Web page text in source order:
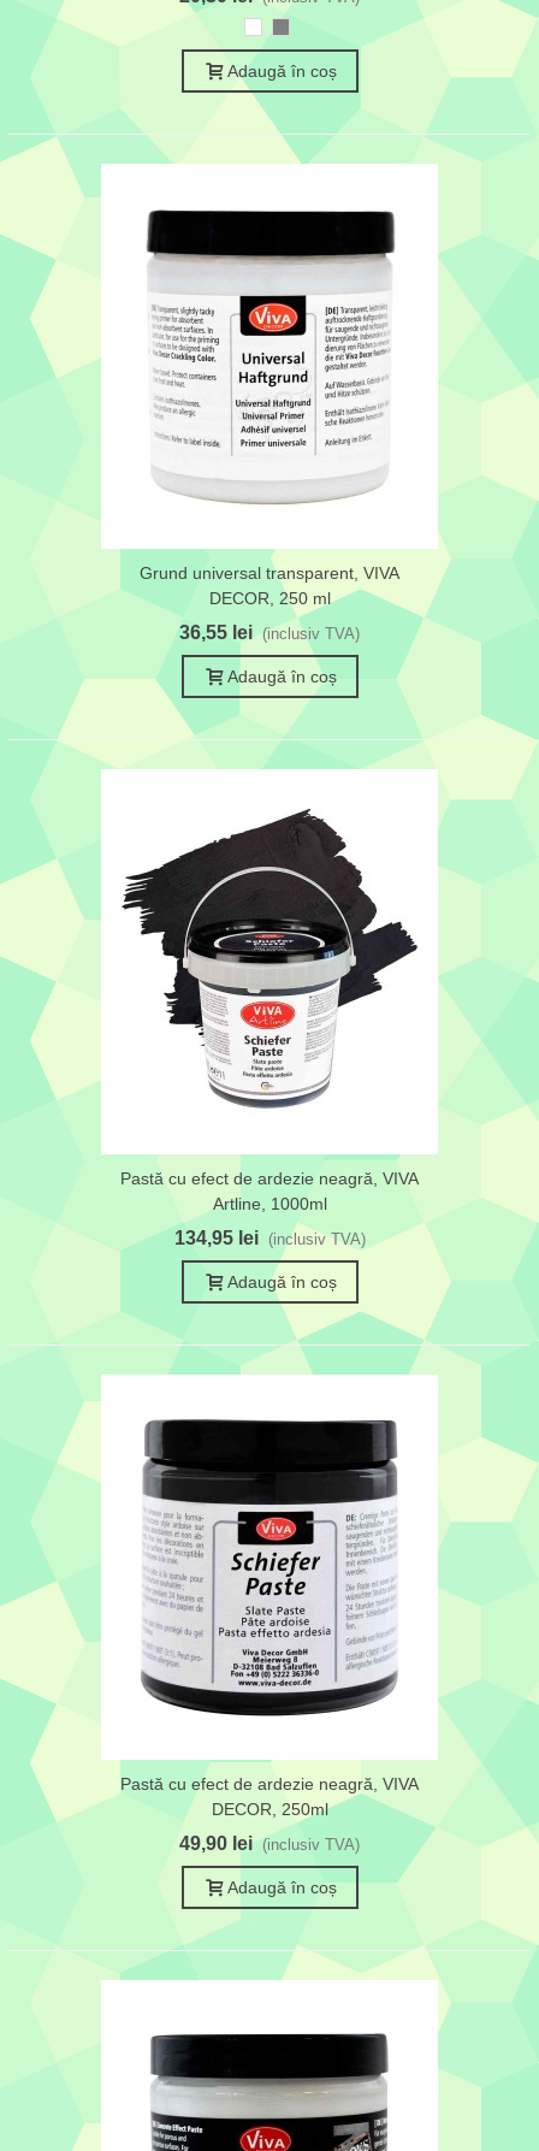
Adaugă în coș
Grund universal transparent, VIVA
DECOR, 250 ml
36,55 lei (inclusiv TVA)
Adaugă în coș
Pastă cu efect de ardezie neagră, VIVA
Artline, 1000ml
134,95 lei (inclusiv TVA)
Adaugă în coș
Pastă cu efect de ardezie neagră, VIVA
DECOR, 250ml
49,90 lei (inclusiv TVA)
Adaugă în coș